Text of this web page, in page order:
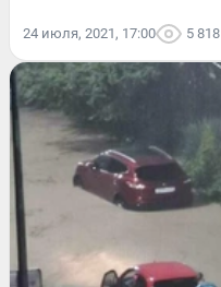
24 июля, 2021, 17:00 5 818